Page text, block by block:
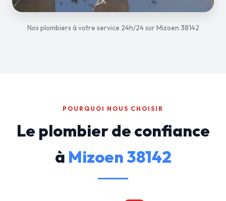
Nos plombiers à votre service 24h/24 sur Mizoen 38142
POURQUOI NOUS CHOISIR
Le plombier de confiance
à Mizoen 38142